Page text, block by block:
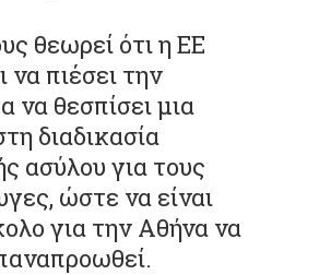
θεωρεί ότι η ΕΕ
να πιέσει την
να θεσπίσει μια
διαδικασία
ασύλου για τους
ώστε να είναι
για την Αθήνα να